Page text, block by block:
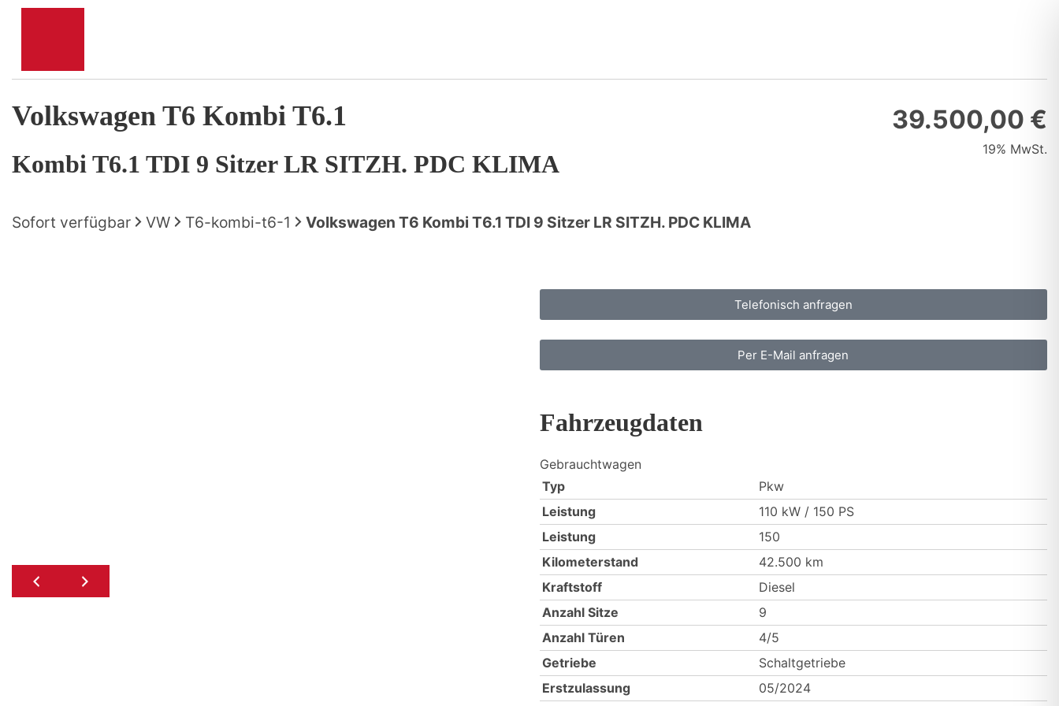
Volkswagen T6 Kombi T6.1
Kombi T6.1 TDI 9 Sitzer LR SITZH. PDC KLIMA
39.500,00 €
19% MwSt.
Sofort verfügbar VW T6-kombi-t6-1 Volkswagen T6 Kombi T6.1 TDI 9 Sitzer LR SITZH. PDC KLIMA
Telefonisch anfragen
Per E-Mail anfragen
Fahrzeugdaten
Gebrauchtwagen
Typ
Pkw
Leistung
110 kW / 150 PS
Leistung
150
Kilometerstand
42.500 km
Kraftstoff
Diesel
Anzahl Sitze
9
Anzahl Türen
4/5
Getriebe
Schaltgetriebe
Erstzulassung
05/2024